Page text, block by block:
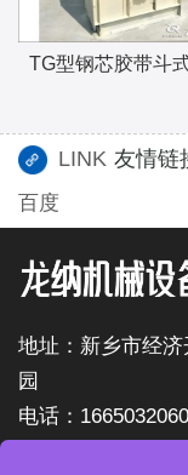
TG型钢芯胶带斗
LINK 友情链
百度
地址：新乡市经
园
电话：